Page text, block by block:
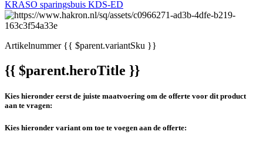
KRASO sparingsbuis KDS-ED
Artikelnummer{{ $parent.variantSku }}
{{ $parent.heroTitle }}
Kies hieronder eerst de juiste maatvoering om de offerte voor dit product
aan te vragen:
Kies hieronder variant om toe te voegen aan de offerte: